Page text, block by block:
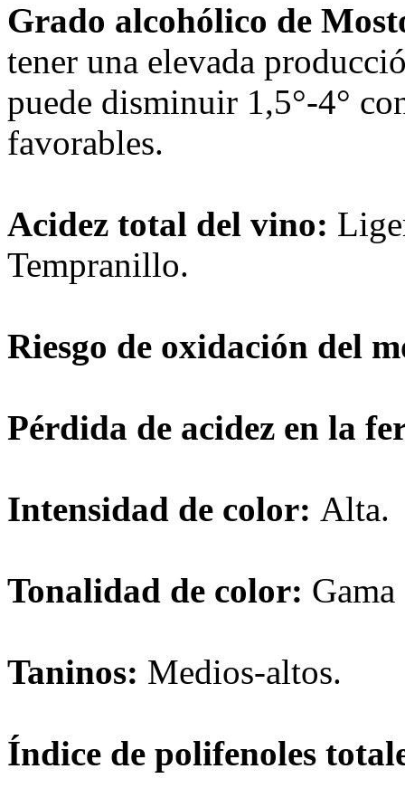
Grado alcohólico de
tener una elevada
puede disminuir 1,5°-4°
favorables.
Acidez total del vino:
Tempranillo.
Riesgo de oxidación del
Pérdida de acidez en la
Intensidad de color: Alta.
Tonalidad de color:
Taninos: Medios-altos.
Índice de polifenoles